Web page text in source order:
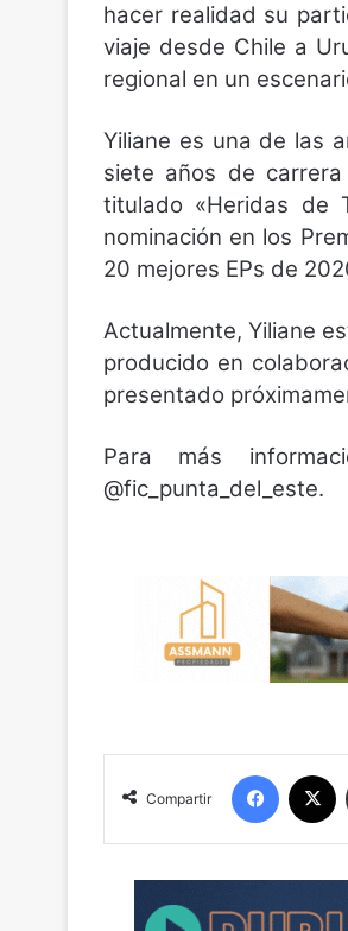
hacer realidad su
viaje desde Chile a
regional en un
Yiliane es una de las
siete años de
titulado «Heridas de
nominación en los
20 mejores EPs de
Actualmente, Yiliane
producido en
presentado
Para más
@fic_punta_del_este.
Compartir